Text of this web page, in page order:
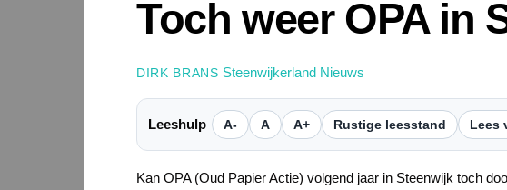
Toch weer OPA in
DIRK BRANS Steenwijkerland Nieuws
Leeshulp A- A A+ Rustige leesstand Lees
Kan OPA (Oud Papier Actie) volgend jaar in Steenwijk toch